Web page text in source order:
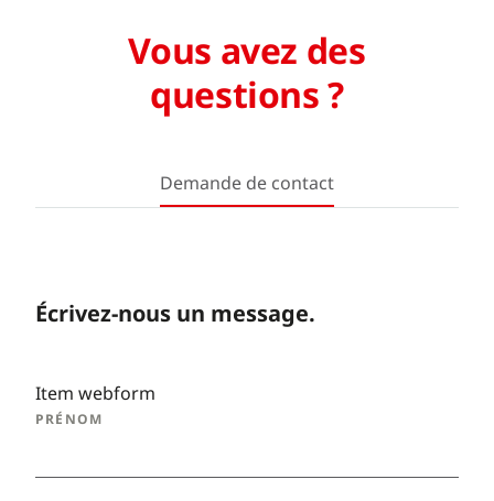
Vous avez des
questions ?
Demande de contact
Écrivez-nous un message.
Item webform
PRÉNOM